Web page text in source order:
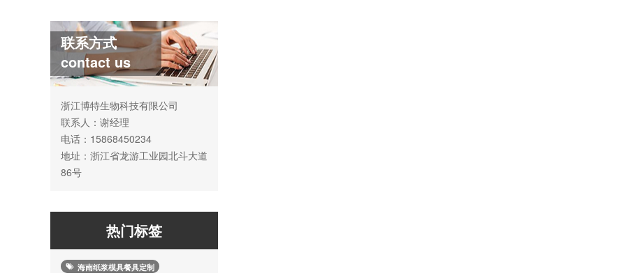
联系方式
contact us
浙江博特生物科技有限公司
联系人：谢经理
电话：15868450234
地址：浙江省龙游工业园北斗大道
86号
热门标签
海南纸浆模具餐具定制